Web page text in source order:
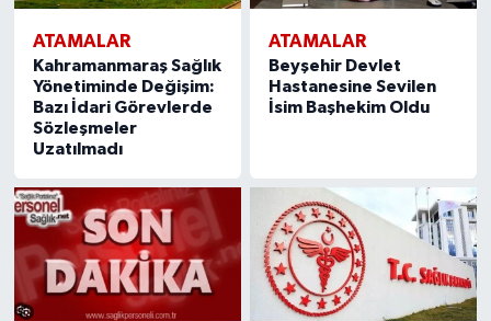
ATAMALAR
Kahramanmaraş Sağlık
Yönetiminde Değişim:
Bazı İdari Görevlerde
Sözleşmeler
Uzatılmadı
ATAMALAR
Beyşehir Devlet
Hastanesine Sevilen
İsim Başhekim Oldu